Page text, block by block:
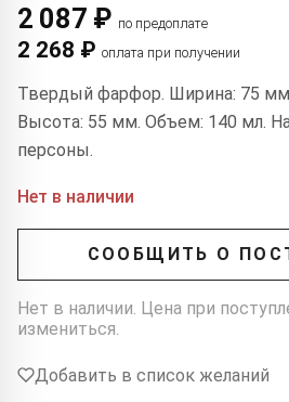
2 087 ₽ по предоплате
2 268 ₽ оплата при получении
Твердый фарфор. Ширина: 75
Высота: 55 мм. Объем: 140 мл.
персоны.
Нет в наличии
СООБЩИТЬ О
Нет в наличии. Цена при
измениться.
Добавить в список желаний